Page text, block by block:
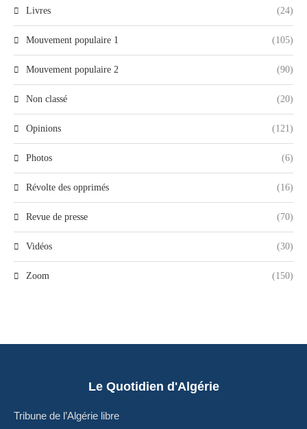
Livres (24)
Mouvement populaire 1 (105)
Mouvement populaire 2 (90)
Non classé (20)
Opinions (121)
Photos (6)
Révolte des opprimés (16)
Revue de presse (70)
Vidéos (30)
Zoom (150)
Le Quotidien d'Algérie
Tribune de l’Algérie libre